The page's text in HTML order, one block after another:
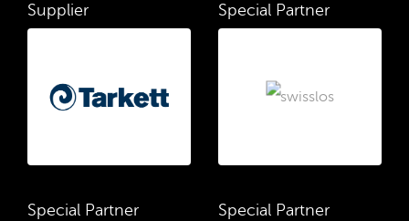
Supplier Special Partner
Special Partner Special Partner